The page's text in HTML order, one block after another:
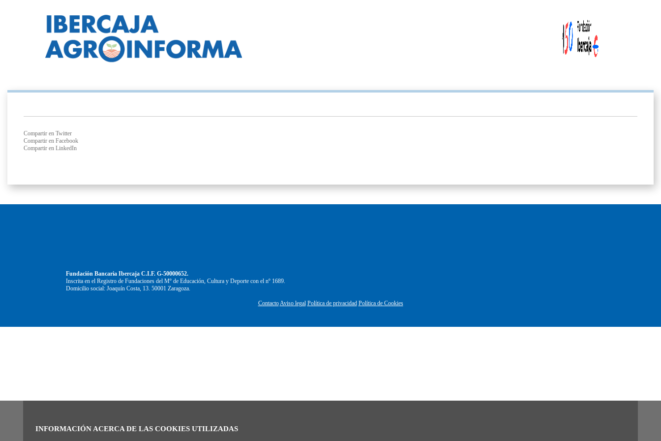
INFORMACIÓN ACERCA DE LAS COOKIES UTILIZADAS
Compartir en Twitter
Compartir en Facebook
Compartir en LinkedIn
Fundación Bancaria Ibercaja C.I.F. G-50000652.
Inscrita en el Registro de Fundaciones del Mº de Educación, Cultura y Deporte con el nº 1689.
Domicilio social: Joaquín Costa, 13. 50001 Zaragoza.
ContactoAviso legal Política de privacidad Política de Cookies